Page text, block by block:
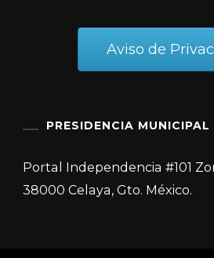
Aviso de
PRESIDENCIA MUNICIPAL
Portal Independencia #101
38000 Celaya, Gto. México.